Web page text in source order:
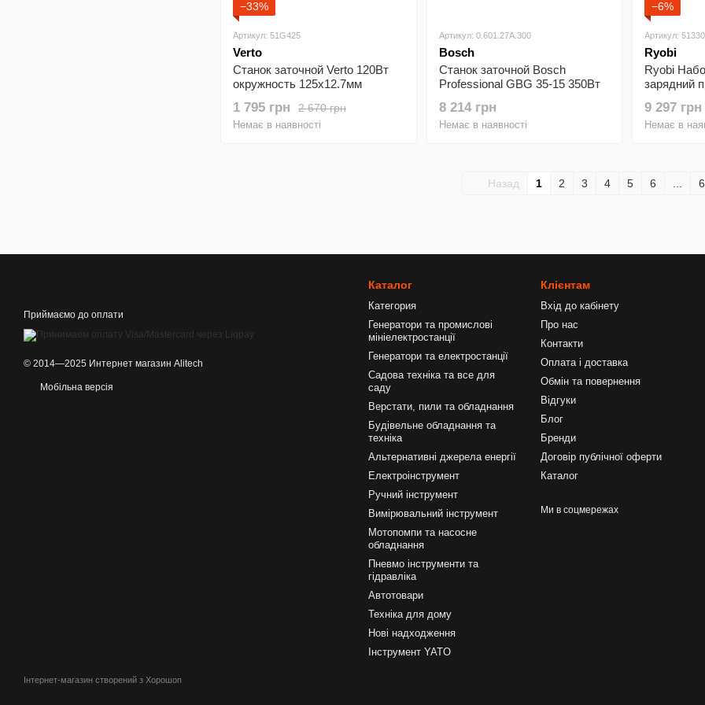
−33%
Артикул: 51G425
Verto
Станок заточной Verto 120Вт
окружность 125x12.7мм
2 670 грн
1 795 грн
Немає в наявності
Артикул: 0.601.27A.300
Bosch
Станок заточной Bosch
Professional GBG 35-15 350Вт
мин 10кг
8 214 грн
Немає в наявності
−6%
Артикул:
Ryobi
Ryobi
зарядний
MAX
Lithium+
9 297 грн
Немає в
Назад 1 2 3 4 5 6
Приймаємо до оплати
© 2014—2025 Интернет магазин Alitech
Мобільна версія
Інтернет-магазин створений з Хорошоп
Каталог
Категория
Генератори та промислові
мініелектростанції
Генератори та електростанції
Садова техніка та все для
саду
Верстати, пили та обладнання
Будівельне обладнання та
техніка
Альтернативні джерела енергії
Електроінструмент
Ручний інструмент
Вимірювальний інструмент
Мотопомпи та насосне
обладнання
Пневмо інструменти та
гідравліка
Автотовари
Техніка для дому
Нові надходження
Інструмент YATO
Клієнтам
Вхід до кабінету
Про нас
Контакти
Оплата і доставка
Обмін та повернення
Відгуки
Блог
Бренди
Договір публічної оферти
Каталог
Ми в соцмережах